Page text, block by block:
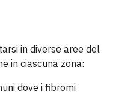
in diverse aree del
in ciascuna zona:
dove i fibromi